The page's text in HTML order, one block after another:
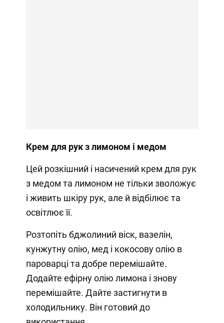
Крем для рук з лимоном і медом
Цей розкішний і насичений крем для рук
з медом та лимоном не тільки зволожує
і живить шкіру рук, але й відбілює та
освітлює її.
Розтопіть бджолиний віск, вазелін,
кунжутну олію, мед і кокосову олію в
пароварці та добре перемішайте.
Додайте ефірну олію лимона і знову
перемішайте. Дайте застигнути в
холодильнику. Він готовий до